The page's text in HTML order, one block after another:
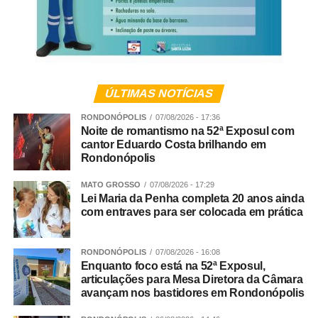
0,1% da arrecadação de apostas esportivas para
esportes de surdos
Para Andreia, estabelecer regras e dizer “não” continua
sendo uma das principais responsabilidades da família. A
diferença está na forma como esses limites são
apresentados.
“Ser firme não significa ser agressivo. Uma atitude
simples e muito eficaz é abaixar-se para ficar na altura da
criança, estabelecer contato visual e falar com uma voz
calma, mas segura. Depois, é importante procurar
compreender o que aconteceu e ajudar a criança a
reconhecer e nomear aquilo que está sentindo”, sugere
Andreia.
ÚLTIMAS NOTÍCIAS
RONDONÓPOLIS 07/08/2026 - 17:36
Noite de romantismo na 52ª Exposul com
cantor Eduardo Costa brilhando em
Rondonópolis
MATO GROSSO 07/08/2026 - 17:29
Lei Maria da Penha completa 20 anos ainda
com entraves para ser colocada em prática
RONDONÓPOLIS 07/08/2026 - 16:08
Enquanto foco está na 52ª Exposul,
articulações para Mesa Diretora da Câmara
avançam nos bastidores em Rondonópolis